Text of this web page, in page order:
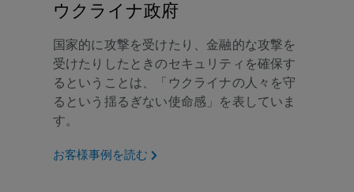
ウクライナ政府
国家的に攻撃を受けたり、金融的な攻撃を
受けたりしたときのセキュリティを確保す
るということは、「ウクライナの人々を守
るという揺るぎない使命感」を表していま
す。
お客様事例を読む